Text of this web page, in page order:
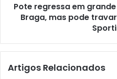
Pote regressa em
Braga, mas pode
Artigos Relacionados